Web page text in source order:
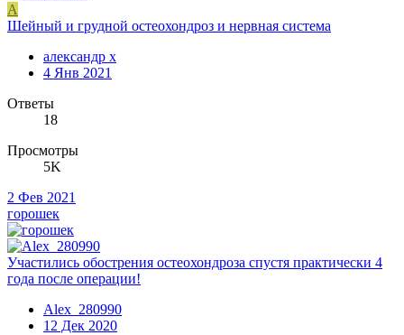
А
Шейный и грудной остеохондроз и нервная система
александр х
4 Янв 2021
Ответы
18
Просмотры
5K
2 Фев 2021
горошек
Участились обострения остеохондроза спустя практически 4
года после операции!
Alex_280990
12 Дек 2020